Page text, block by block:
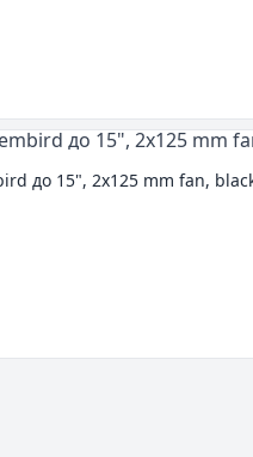
до 15", 2x125 mm fan,